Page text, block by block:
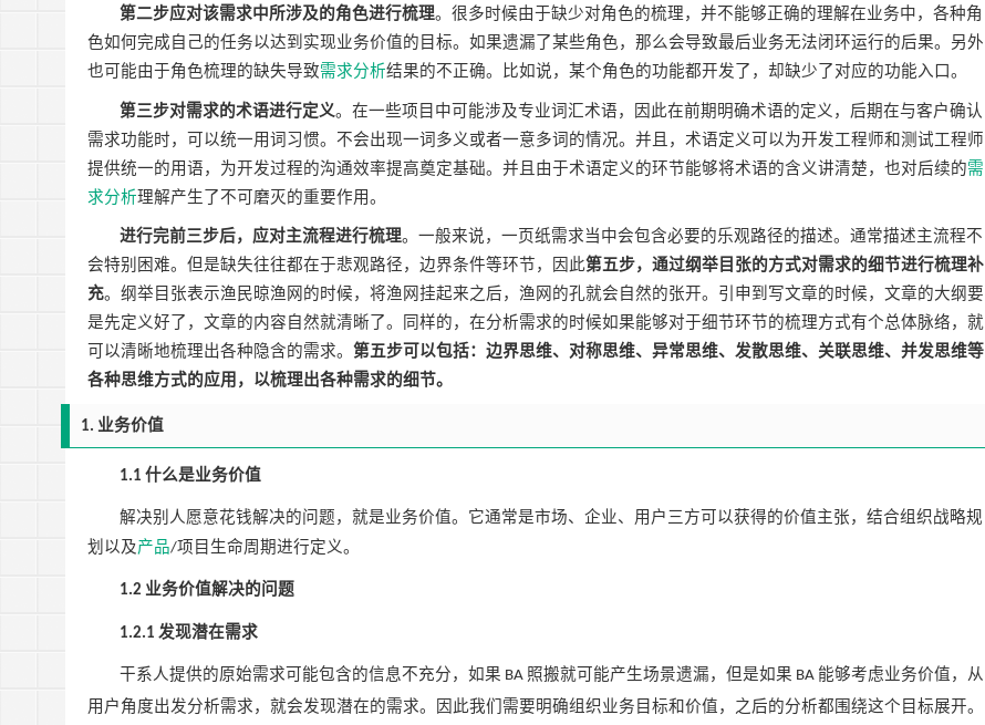
第二步应对该需求中所涉及的角色进行梳理。很多时候由于缺少对角色的梳理，并不能够正确的理解在业务中，各种角
色如何完成自己的任务以达到实现业务价值的目标。如果遗漏了某些角色，那么会导致最后业务无法闭环运行的后果。另外
也可能由于角色梳理的缺失导致需求分析结果的不正确。比如说，某个角色的功能都开发了，却缺少了对应的功能入口。
第三步对需求的术语进行定义。在一些项目中可能涉及专业词汇术语，因此在前期明确术语的定义，后期在与客户确认
需求功能时，可以统一用词习惯。不会出现一词多义或者一意多词的情况。并且，术语定义可以为开发工程师和测试工程师
提供统一的用语，为开发过程的沟通效率提高奠定基础。并且由于术语定义的环节能够将术语的含义讲清楚，也对后续的需
求分析理解产生了不可磨灭的重要作用。
进行完前三步后，应对主流程进行梳理。一般来说，一页纸需求当中会包含必要的乐观路径的描述。通常描述主流程不
会特别困难。但是缺失往往都在于悲观路径，边界条件等环节，因此第五步，通过纲举目张的方式对需求的细节进行梳理补
充。纲举目张表示渔民晾渔网的时候，将渔网挂起来之后，渔网的孔就会自然的张开。引申到写文章的时候，文章的大纲要
是先定义好了，文章的内容自然就清晰了。同样的，在分析需求的时候如果能够对于细节环节的梳理方式有个总体脉络，就
可以清晰地梳理出各种隐含的需求。 第五步可以包括：边界思维、对称思维、异常思维、发散思维、关联思维、并发思维等
各种思维方式的应用，以梳理出各种需求的细节。
1. 业务价值
1.1什么是业务价值
解决别人愿意花钱解决的问题，就是业务价值。它通常是市场、企业、用户三方可以获得的价值主张，结合组织战略规
划以及产品/项目生命周期进行定义。
1.2业务价值解决的问题
1.2.1发现潜在需求
干系人提供的原始需求可能包含的信息不充分，如果 BA 照搬就可能产生场景遗漏，但是如果 BA 能够考虑业务价值，从
用户角度出发分析需求，就会发现潜在的需求。因此我们需要明确组织业务目标和价值，之后的分析都围绕这个目标展开。